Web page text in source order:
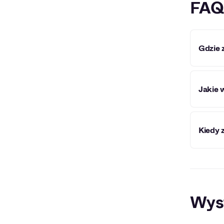
FAQ
Gdzie
Jakie
Kiedy